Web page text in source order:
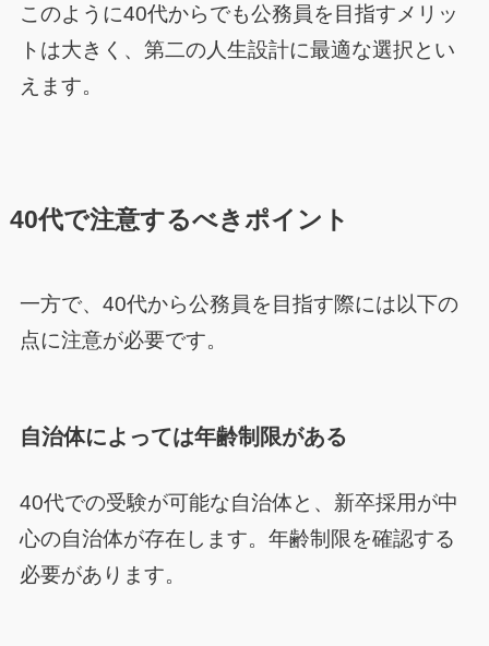
このように40代からでも公務員を目指すメリッ
トは大きく、第二の人生設計に最適な選択とい
えます。
40代で注意するべきポイント
一方で、40代から公務員を目指す際には以下の
点に注意が必要です。
自治体によっては年齢制限がある
40代での受験が可能な自治体と、新卒採用が中
心の自治体が存在します。年齢制限を確認する
必要があります。